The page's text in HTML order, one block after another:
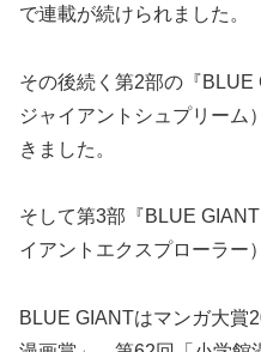
で連載が続けられました。
その後続く第2部の『
ジャイアントシュプリーム
きました。
そして第3部『BLUE
イアントエクスプローラー
BLUE GIANTはマンガ大賞